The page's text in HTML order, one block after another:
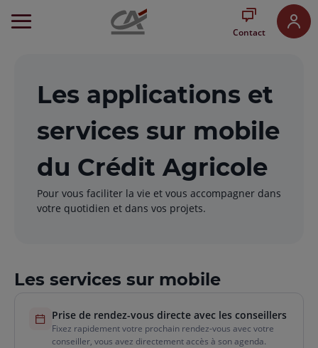
au
de
page
Contact
Les applications et
services sur mobile
du Crédit Agricole
Pour vous faciliter la vie et vous accompagner dans
votre quotidien et dans vos projets.
Les services sur mobile
Prise de rendez-vous directe avec les conseillers
Fixez rapidement votre prochain rendez-vous avec votre
conseiller, vous avez directement accès à son agenda.